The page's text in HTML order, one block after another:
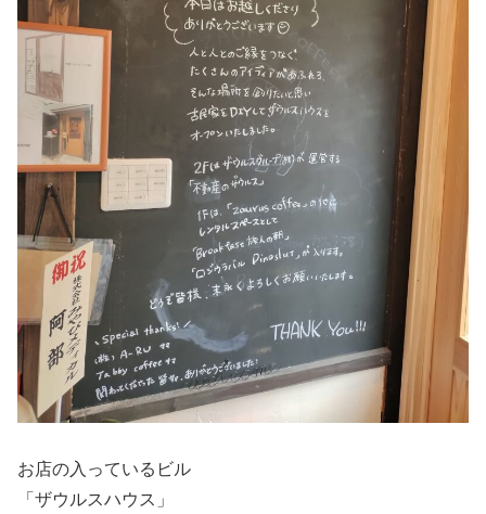
お店の入っているビル
「ザウルスハウス」